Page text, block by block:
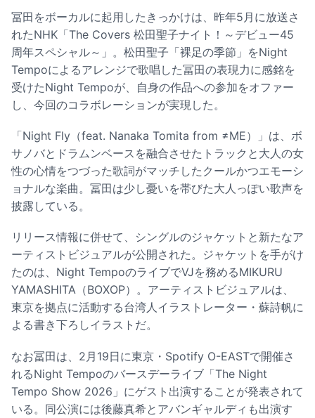
冨田をボーカルに起用したきっかけは、昨年5月に放送さ
れたNHK「The Covers 松田聖子ナイト！～デビュー45
周年スペシャル～」。松田聖子「裸足の季節」をNight
Tempoによるアレンジで歌唱した冨田の表現力に感銘を
受けたNight Tempoが、自身の作品への参加をオファー
し、今回のコラボレーションが実現した。
「Night Fly（feat. Nanaka Tomita from ≠ME）」は、ボ
サノバとドラムンベースを融合させたトラックと大人の女
性の心情をつづった歌詞がマッチしたクールかつエモーシ
ョナルな楽曲。冨田は少し憂いを帯びた大人っぽい歌声を
披露している。
リリース情報に併せて、シングルのジャケットと新たなア
ーティストビジュアルが公開された。ジャケットを手がけ
たのは、Night TempoのライブでVJを務めるMIKURU
YAMASHITA（BOXOP）。アーティストビジュアルは、
東京を拠点に活動する台湾人イラストレーター・蘇詩帆に
よる書き下ろしイラストだ。
なお冨田は、2月19日に東京・Spotify O-EASTで開催さ
れるNight Tempoのバースデーライブ「The Night
Tempo Show 2026」にゲスト出演することが発表されて
いる。同公演には後藤真希とアバンギャルディも出演す